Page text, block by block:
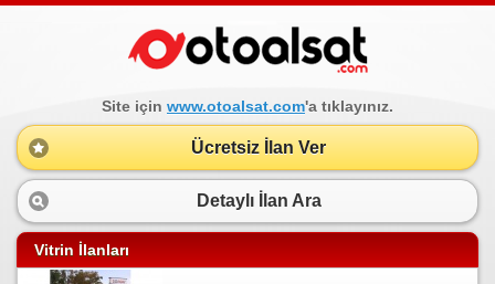
Site için www.otoalsat.com'a tıklayınız.
Ücretsiz İlan Ver
Detaylı İlan Ara
Vitrin İlanları